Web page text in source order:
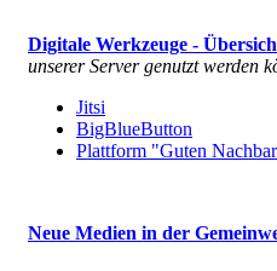
Digitale Werkzeuge -
unserer Server genutzt werden
Jitsi
BigBlueButton
Plattform "Guten
Neue Medien in der